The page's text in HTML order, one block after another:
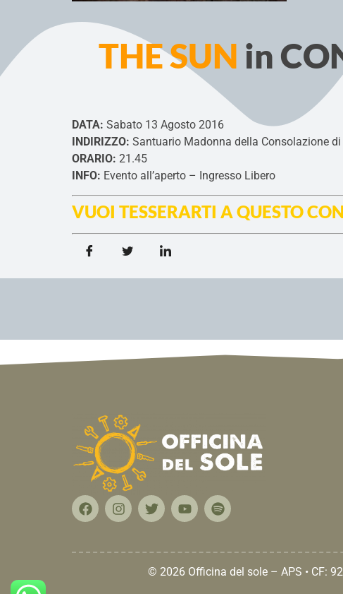
THE SUN in
DATA: Sabato 13 Agosto 2016
INDIRIZZO: Santuario Madonna della Consolazione
ORARIO: 21.45
INFO: Evento all’aperto – Ingresso Libero
VUOI TESSERARTI A QUESTO
© 2026 Officina del sole – APS • CF: